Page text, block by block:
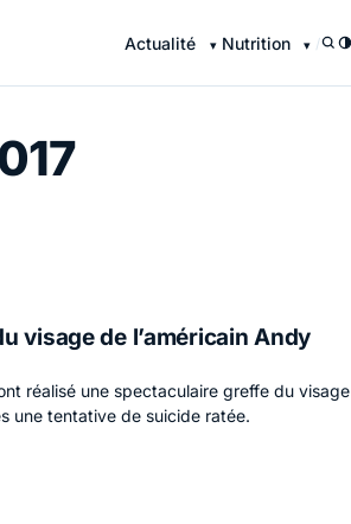
Actualité Nutrition /
visage de l’américain Andy
réalisé une spectaculaire greffe du visage
une tentative de suicide ratée.